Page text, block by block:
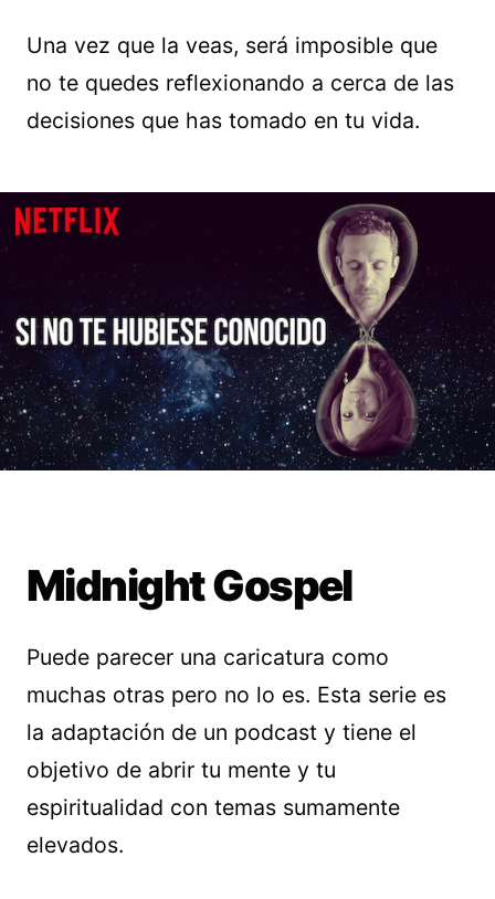
Una vez que la veas, será imposible que
no te quedes reflexionando a cerca de las
decisiones que has tomado en tu vida.
Midnight Gospel
Puede parecer una caricatura como
muchas otras pero no lo es. Esta serie es
la adaptación de un podcast y tiene el
objetivo de abrir tu mente y tu
espiritualidad con temas sumamente
elevados.